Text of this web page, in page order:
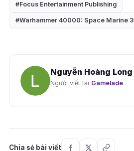
#Focus Entertainment Publishing
#Warhammer 40000: Space Marine 3
Nguyễn Hoàng Long
Người viết tại Gamelade
Chia sẻ bài viết